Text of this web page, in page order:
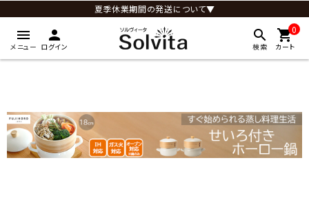
夏季休業期間の発送について▼
menu
メニュー
person
ログイン
search
検索
0
shopping_cart
カート